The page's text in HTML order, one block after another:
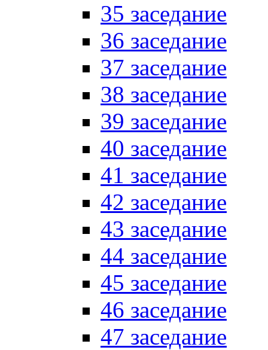
35 заседание
36 заседание
37 заседание
38 заседание
39 заседание
40 заседание
41 заседание
42 заседание
43 заседание
44 заседание
45 заседание
46 заседание
47 заседание